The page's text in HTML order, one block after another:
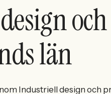
län
Industriell design och